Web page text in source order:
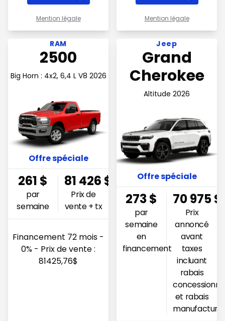
Mention légale Mention légale
Voir l'offre 260.98$ par semaine
RAM
2500
Big Horn : 4x2, 6,4 L V8 2026
Offre spéciale
261 $
par
semaine
81 426 $
Prix de
vente + tx
Financement 72 mois -
0% - Prix de vente :
81425,76$
Voir l'offre 273.27$ par
Jeep
Grand
Cherokee
Altitude 2026
Offre spéciale
273$
par
semaine
en
financement
70 975$
Prix
annoncé
avant
taxes
incluant
rabais
et rabais